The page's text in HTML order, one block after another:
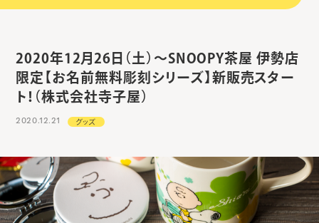
2020年12月26日（土）～SNOOPY茶屋 伊勢店
限定【お名前無料彫刻シリーズ】新販売スター
ト！（株式会社寺子屋）
2020.12.21 グッズ